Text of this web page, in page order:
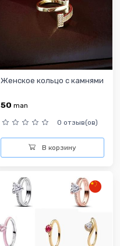
Женское кольцо с камнями
50 man
0 отзыв(ов)
В корзину